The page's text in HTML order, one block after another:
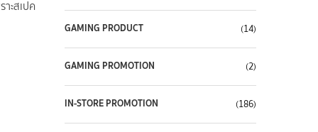
ะสเปค
GAMING PRODUCT (14)
GAMING PROMOTION (2)
IN-STORE PROMOTION (186)